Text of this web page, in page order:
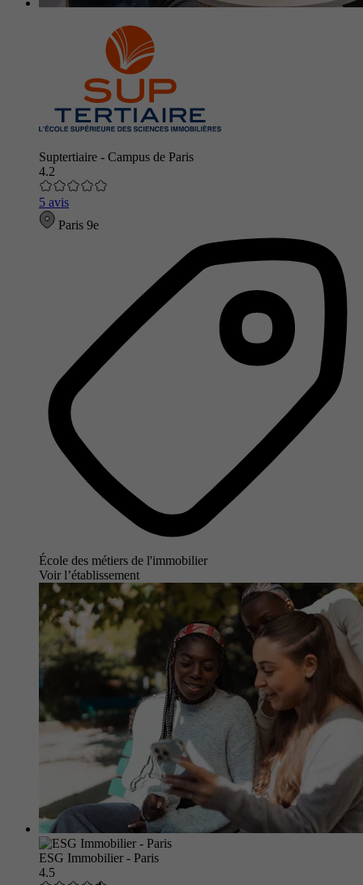
Suptertiaire - Campus de Paris
4.2
5 avis
Paris 9e
École des métiers de l'immobilier
Voir l’établissement
ESG Immobilier - Paris
4.5